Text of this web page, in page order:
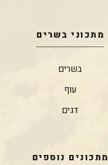
מתכוני בשרים
בשרים
עוף
דגים
מתכונים נוספים